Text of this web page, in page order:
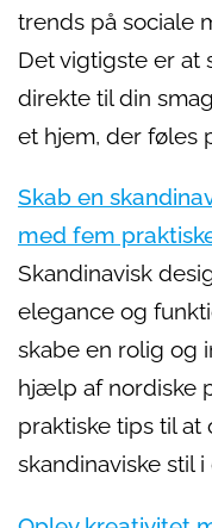
trends på sociale
Det vigtigste er at
direkte til din
et hjem, der føles
Skab en
med fem
Skandinavisk
elegance og
skabe en rolig og
hjælp af nordiske
praktiske tips til
skandinaviske stil